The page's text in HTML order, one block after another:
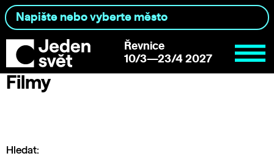
Řevnice
10/3—23/4 2027
Filmy
Hledat: